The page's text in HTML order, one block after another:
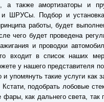
а также амортизаторы и
и ШРУСы. Подбор и
работы, будет
чего будет проведена
и проводки
входит в список наших
у нашего представителя
упомянуть такие услуги как
подобрать лобовые
как дальнего света, так